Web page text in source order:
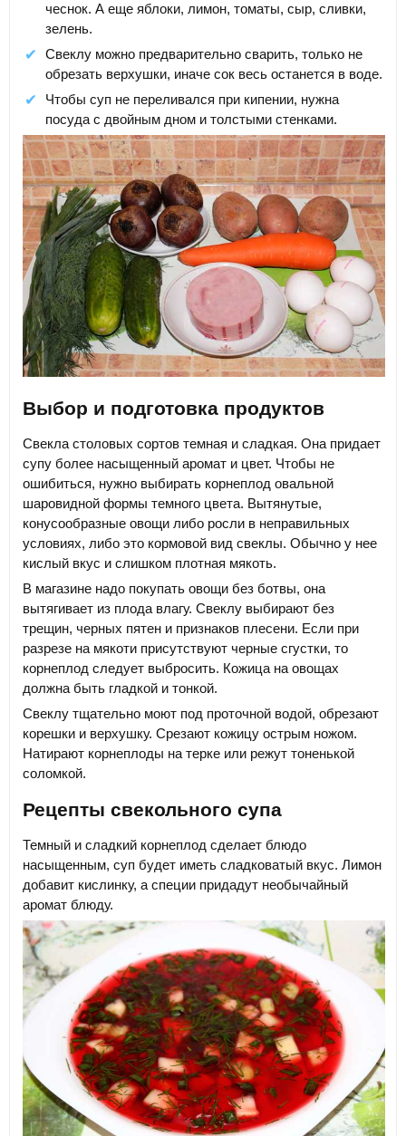
чеснок. А еще яблоки, лимон, томаты, сыр, сливки,
зелень.
Свеклу можно предварительно сварить, только не
обрезать верхушки, иначе сок весь останется в воде.
Чтобы суп не переливался при кипении, нужна
посуда с двойным дном и толстыми стенками.
Выбор и подготовка продуктов
Свекла столовых сортов темная и сладкая. Она придает
супу более насыщенный аромат и цвет. Чтобы не
ошибиться, нужно выбирать корнеплод овальной
шаровидной формы темного цвета. Вытянутые,
конусообразные овощи либо росли в неправильных
условиях, либо это кормовой вид свеклы. Обычно у нее
кислый вкус и слишком плотная мякоть.
В магазине надо покупать овощи без ботвы, она
вытягивает из плода влагу. Свеклу выбирают без
трещин, черных пятен и признаков плесени. Если при
разрезе на мякоти присутствуют черные сгустки, то
корнеплод следует выбросить. Кожица на овощах
должна быть гладкой и тонкой.
Свеклу тщательно моют под проточной водой, обрезают
корешки и верхушку. Срезают кожицу острым ножом.
Натирают корнеплоды на терке или режут тоненькой
соломкой.
Рецепты свекольного супа
Темный и сладкий корнеплод сделает блюдо
насыщенным, суп будет иметь сладковатый вкус. Лимон
добавит кислинку, а специи придадут необычайный
аромат блюду.